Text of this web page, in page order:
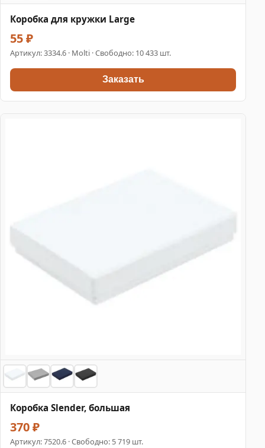
Коробка для кружки Large
55 ₽
Артикул:3334.6 · Molti · Свободно: 10 433 шт.
Заказать
Коробка Slender, большая
370 ₽
Артикул:7520.6 · Свободно: 5 719 шт.